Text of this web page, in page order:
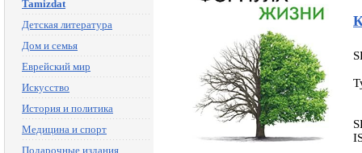
Tamizdat
Детская литература
Дом и семья
Еврейский мир
Искусство
История и политика
Медицина и спорт
Подарочные издания